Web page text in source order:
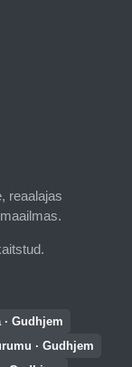
reaalajas
· Gudhjem
· Gudhjem